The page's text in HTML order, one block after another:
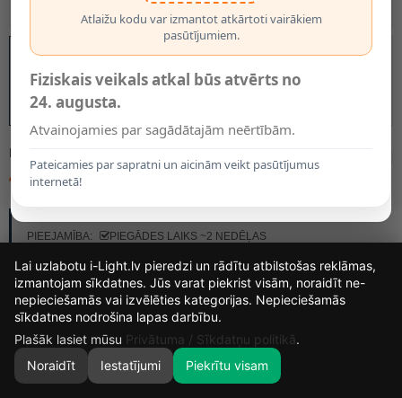
0
MODELIS:
49.49€
PIEEJAMĪBA:
PIEGĀDES LAIKS ~2 NEDĒĻAS
Atlaižu kodu var izmantot atkārtoti vairākiem
pasūtījumiem.
Fiziskais veikals atkal būs atvērts no
24. augusta.
Atvainojamies par sagādātajām neērtībām.
Pateicamies par sapratni un aicinām veikt pasūtījumus
internetā!
13
DIENAS
10
STUNDAS
54
MIN.
53
Lai uzlabotu i-Light.lv pieredzi un rādītu atbilstošas reklāmas,
izmantojam sīkdatnes. Jūs varat piekrist visām, noraidīt ne-
nepieciešamās vai izvēlēties kategorijas. Nepieciešamās
sīkdatnes nodrošina lapas darbību.
Plašāk lasiet mūsu Privātuma / Sīkdatņu politikā.
Noraidīt
Iestatījumi Piekrītu visam